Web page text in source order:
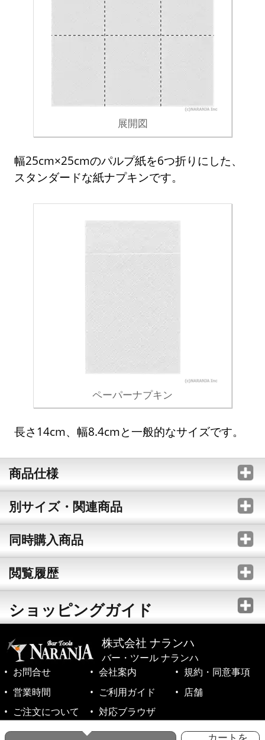
展開図
幅25cm×25cmのパルプ紙を6つ折りにした、
スタンダードな紙ナプキンです。
ペーパーナプキン
長さ14cm、幅8.4cmと一般的なサイズです。
商品仕様
別サイズ・関連商品
同時購入商品
閲覧履歴
ショッピングガイド
株式会社 ナランハ
バー・ツール ナランハ
お問合せ
会社案内
規約・同意事項
営業時間
ご利用ガイド
店舗
ご注文について
対応ブラウザ
©1999-2026 NARANJA Inc. All Rights Reserved.